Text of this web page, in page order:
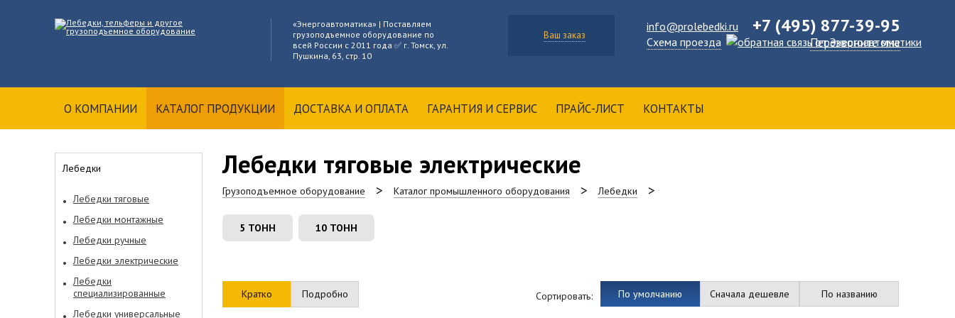
«Энергоавтоматика» | Поставляем
грузоподъемное оборудование по
всей России с 2011 года ✅ г. Томск, ул.
Пушкина, 63, стр. 10
Ваш заказ
info@prolebedki.ru
Схема проезда
+7 (495) 877-39-95
Перезвоните мне
О КОМПАНИИ КАТАЛОГ ПРОДУКЦИИ ДОСТАВКА И ОПЛАТА ГАРАНТИЯ И СЕРВИС ПРАЙС-ЛИСТ КОНТАКТЫ
Лебедки
Лебедки тяговые
Лебедки монтажные
Лебедки ручные
Лебедки электрические
Лебедки
специализированные
Лебедки универсальные
Лебедки тяговые электрические
Грузоподъемное оборудование Каталог промышленного оборудования Лебедки
5 ТОНН 10 ТОНН
Кратко Подробно Сортировать: По умолчанию Сначала дешевле По названию